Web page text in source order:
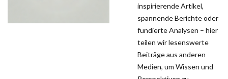
inspirierende Artikel,
spannende Berichte oder
fundierte Analysen – hier
teilen wir lesenswerte
Beiträge aus anderen
Medien, um Wissen und